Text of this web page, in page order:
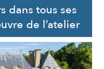
dans tous ses
de l’atelier